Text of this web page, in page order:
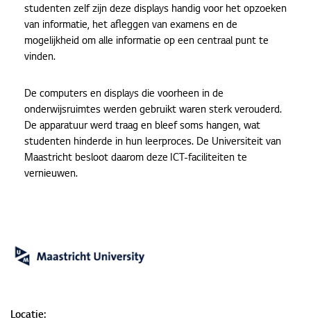
studenten zelf zijn deze displays handig voor het opzoeken
van informatie, het afleggen van examens en de
mogelijkheid om alle informatie op een centraal punt te
vinden.
De computers en displays die voorheen in de
onderwijsruimtes werden gebruikt waren sterk verouderd.
De apparatuur werd traag en bleef soms hangen, wat
studenten hinderde in hun leerproces. De Universiteit van
Maastricht besloot daarom deze ICT-faciliteiten te
vernieuwen.
Locatie: